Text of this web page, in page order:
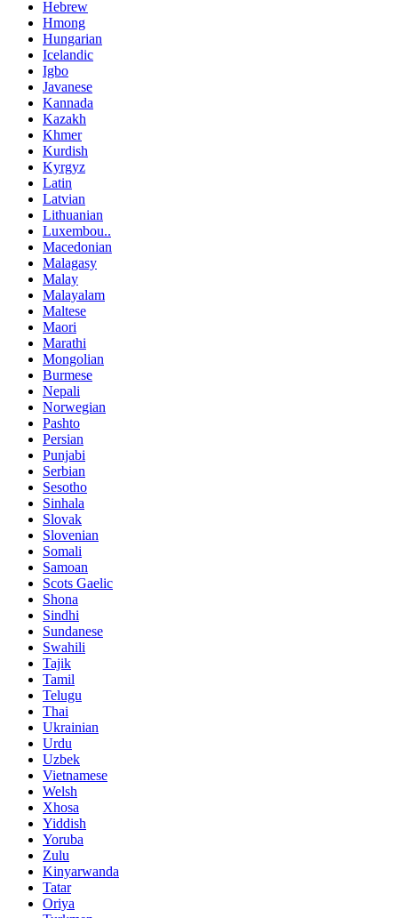
Hebrew
Hmong
Hungarian
Icelandic
Igbo
Javanese
Kannada
Kazakh
Khmer
Kurdish
Kyrgyz
Latin
Latvian
Lithuanian
Luxembou..
Macedonian
Malagasy
Malay
Malayalam
Maltese
Maori
Marathi
Mongolian
Burmese
Nepali
Norwegian
Pashto
Persian
Punjabi
Serbian
Sesotho
Sinhala
Slovak
Slovenian
Somali
Samoan
Scots Gaelic
Shona
Sindhi
Sundanese
Swahili
Tajik
Tamil
Telugu
Thai
Ukrainian
Urdu
Uzbek
Vietnamese
Welsh
Xhosa
Yiddish
Yoruba
Zulu
Kinyarwanda
Tatar
Oriya